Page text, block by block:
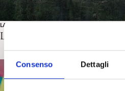
Consenso Dettagli
LA CURA
La psicoanalisi è una professione?